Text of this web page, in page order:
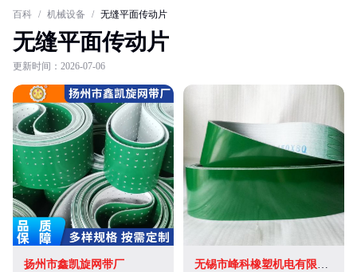
百科 / 机械设备 / 无缝平面传动片
无缝平面传动片
更新时间：2026-07-06
扬州市鑫凯旋网带厂 无锡市峰科橡塑机电有限公司